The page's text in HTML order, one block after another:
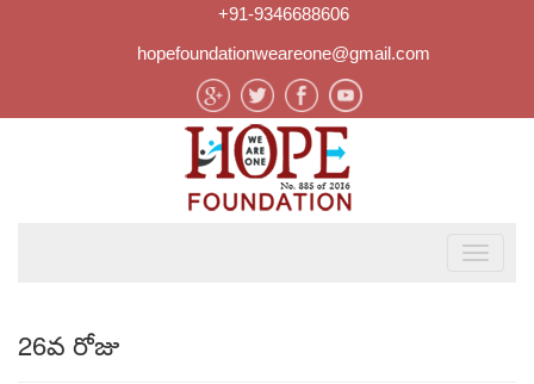
+91-9346688606
hopefoundationweareone@gmail.com
26వ రోజు